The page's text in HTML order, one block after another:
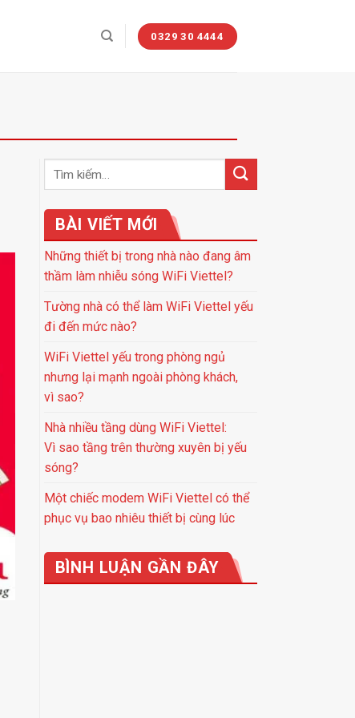
0329 30 4444
BÀI VIẾT MỚI
Những thiết bị trong nhà nào đang âm
thầm làm nhiễu sóng WiFi Viettel?
Tường nhà có thể làm WiFi Viettel yếu
đi đến mức nào?
WiFi Viettel yếu trong phòng ngủ
nhưng lại mạnh ngoài phòng khách,
vì sao?
Nhà nhiều tầng dùng WiFi Viettel:
Vì sao tầng trên thường xuyên bị yếu
sóng?
Một chiếc modem WiFi Viettel có thể
phục vụ bao nhiêu thiết bị cùng lúc
BÌNH LUẬN GẦN ĐÂY